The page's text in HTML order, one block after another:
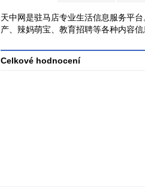
天中网是驻马店专业生活信息服务平
产、辣妈萌宝、教育招聘等各种内容
Celkové hodnocení